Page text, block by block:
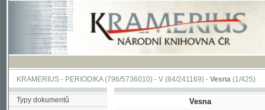
KRAMERIUS-PERIODIKA(796/5736010) -V(84/241169) -Vesna(1/425)
Typy dokumentů
Abeceda
Vesna